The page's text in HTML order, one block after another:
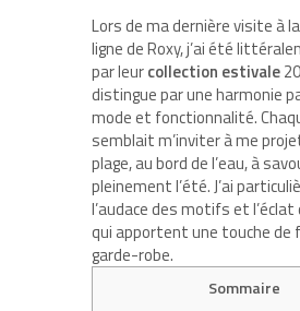
Lors de ma dernière visite à
ligne de Roxy, j’ai été
par leurcollection estivale
distingue par une harmonie
mode et fonctionnalité.
semblait m’inviter à me
plage, au bord de l’eau, à
pleinement l’été. J’ai
l’audace des motifs et
qui apportent une touche de
garde-robe.
Sommaire